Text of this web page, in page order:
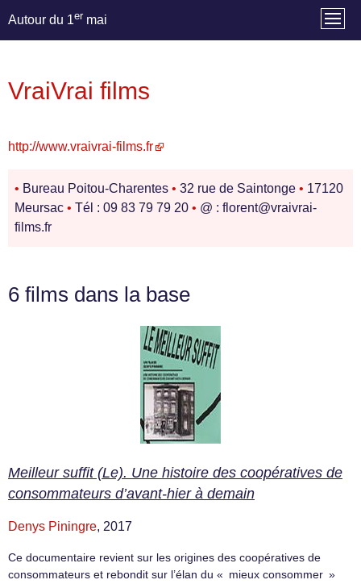
Autour du 1er mai
VraiVrai films
http://www.vraivrai-films.fr
• Bureau Poitou-Charentes • 32 rue de Saintonge • 17120
Meursac • Tél : 09 83 79 79 20 • @ : florent@vraivrai-
films.fr
6 films dans la base
Meilleur suffit (Le). Une histoire des coopératives de
consommateurs d’avant-hier à demain
Denys Piningre, 2017
Ce documentaire revient sur les origines des coopératives de
consommateurs et rebondit sur l’élan du « mieux consommer »